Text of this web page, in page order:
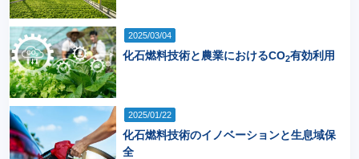
2025/03/04
化石燃料技術と農業におけるCO2有効利用
2025/01/22
化石燃料技術のイノベーションと生息域保
全